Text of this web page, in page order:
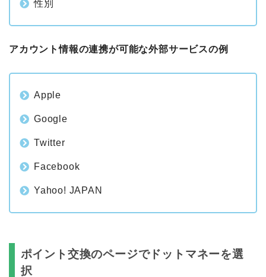
ユーザー名
パスワード
生年月日
性別
アカウント情報の連携が可能な外部サービスの例
Apple
Google
Twitter